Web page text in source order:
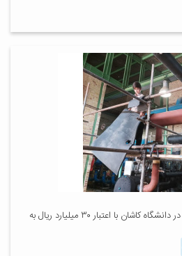
عملیات عایق‌کاری موتورخانه‌ها در دانشگاه کاشان با اعتبار ۳۰ میلیارد ریال به